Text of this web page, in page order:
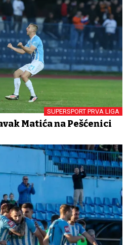
SUPERSPORT PRVA LIGA
Matića na Pešćenici